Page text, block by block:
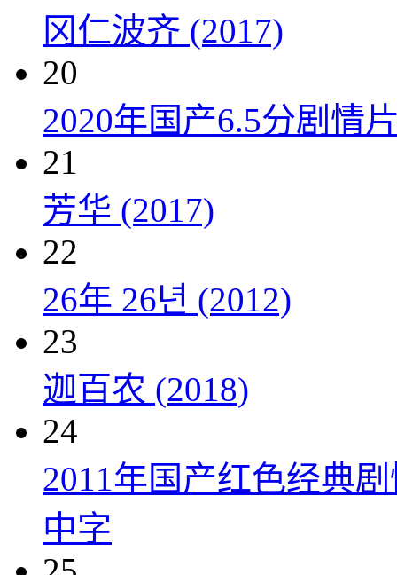
冈仁波齐 (2017)
20
2020年国产6.5分剧情
21
芳华 (2017)
22
26年 26년 (2012)
23
迦百农 (2018)
24
2011年国产红色经典
中字